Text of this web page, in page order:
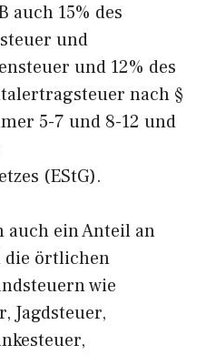
auch 15% des
und
und 12% des
nach §
5-7 und 8-12 und
(EStG).
auch ein Anteil an
die örtlichen
wie
Jagdsteuer,